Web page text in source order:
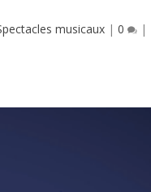
musicaux |0 |